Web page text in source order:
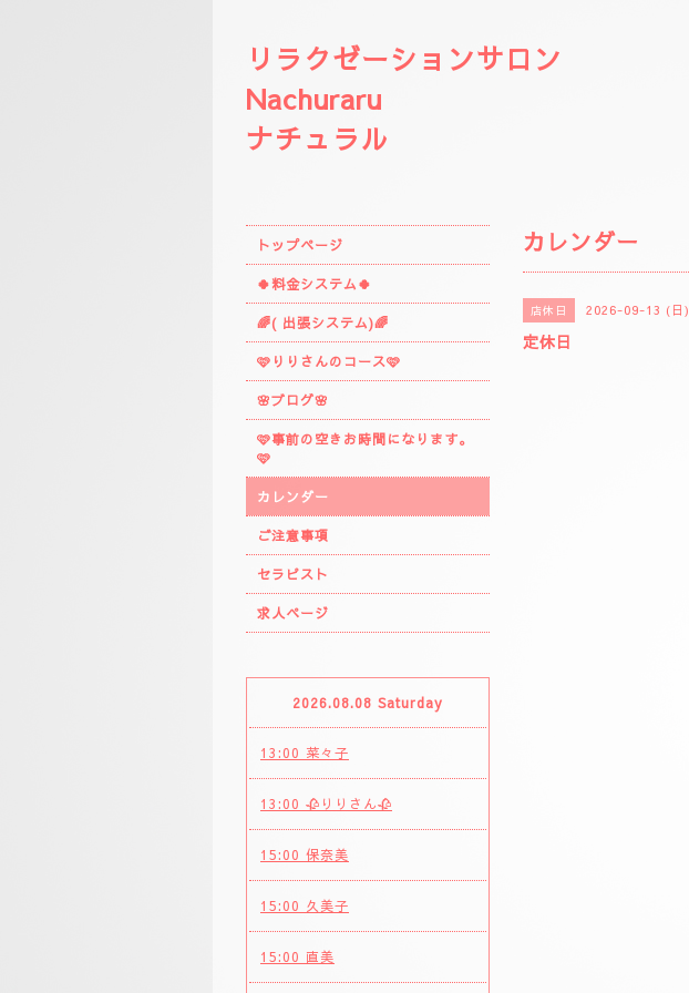
リラクゼーションサロン
Nachuraru
ナチュラル
カレンダー
店休日 2026-09-13 (日)
定休日
トップページ
🍀料金システム🍀
🌈( 出張システム)🌈
🩷りりさんのコース🩷
🌸ブログ🌸
🩷事前の空きお時間になります。
🩷
カレンダー
ご注意事項
セラピスト
求人ページ
2026.08.08 Saturday
13:00 菜々子
13:00 🥀りりさん🥀
15:00 保奈美
15:00 久美子
15:00 直美